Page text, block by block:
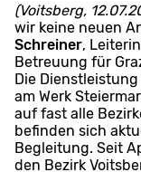
(Voitsberg,
wir keine neuen
Schreiner,
Betreuung für
Die
am Werk
auf fast alle
befinden sich
Begleitung. Seit
den Bezirk